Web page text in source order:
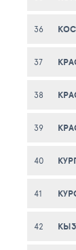
36
37
38
39
40
41
42